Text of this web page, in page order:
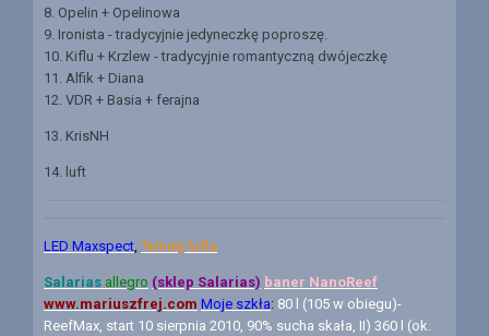
8. Opelin + Opelinowa
9. Ironista - tradycyjnie jedyneczkę poproszę.
10. Kiflu + Krzlew - tradycyjnie romantyczną dwójeczkę
11. Alfik + Diana
12. VDR + Basia + ferajna
13. KrisNH
14. luft
LED Maxspect,Tematy lufta
Salarias allegro (sklep Salarias) baner NanoReef
www.mariuszfrej.com Moje szkła: 80 l (105 w obiegu)-
ReefMax, start 10 sierpnia 2010, 90% sucha skała, II) 360 l (ok.